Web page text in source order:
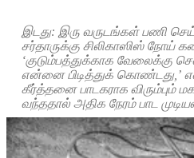
இடது: இரு வருடங்கள் பணி
சர்தாருக்கு சிலிகாஸிஸ் நோய்
‘குடும்பத்துக்காக
என்னை பிடித்துக் கொண்டது,’
கீர்த்தனை பாடகராக விரும்பும்
வந்ததால் அதிக நேரம் பாட